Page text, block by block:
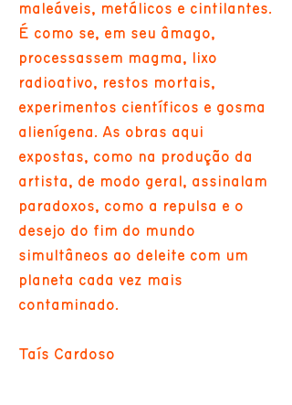
maleáveis, metálicos e cintilantes.
É como se, em seu âmago,
processassem magma, lixo
radioativo, restos mortais,
experimentos científicos e gosma
alienígena. As obras aqui
expostas, como na produção da
artista, de modo geral, assinalam
paradoxos, como a repulsa e o
desejo do fim do mundo
simultâneos ao deleite com um
planeta cada vez mais
contaminado.
Taís Cardoso